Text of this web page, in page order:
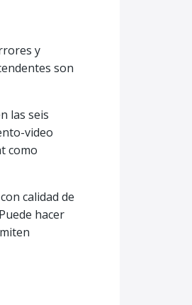
y
son
las seis
video
como
calidad de
hacer